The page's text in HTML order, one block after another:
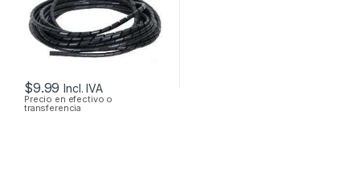
$9.99 Incl. IVA
Precio en efectivo o
transferencia